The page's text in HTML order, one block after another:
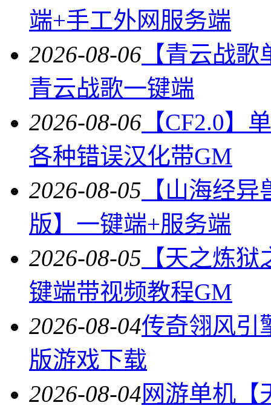
端+手工外网服务端
2026-08-06 【青云战
青云战歌一键端
2026-08-06 【CF2.0】
各种错误汉化带GM
2026-08-05 【山海经
版】一键端+服务端
2026-08-05 【天之炼
键端带视频教程GM
2026-08-04传奇翎风引
版游戏下载
2026-08-04网游单机【